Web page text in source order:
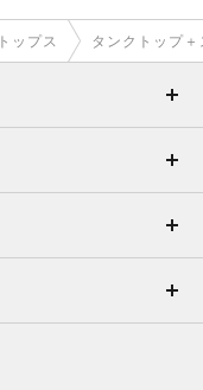
トップス タンクトップ